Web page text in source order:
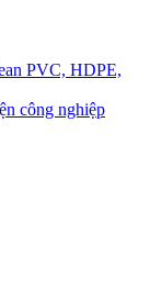
PVC, HDPE,
công nghiệp